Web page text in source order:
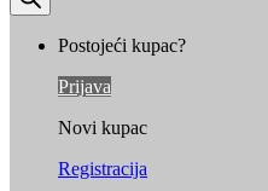
Postojeći kupac?
Prijava
Novi kupac
Registracija